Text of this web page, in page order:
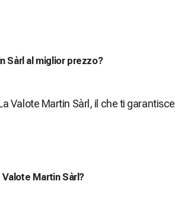
Sàrl al miglior prezzo?
Valote Martin Sàrl, il che ti garantisce
Martin Sàrl?